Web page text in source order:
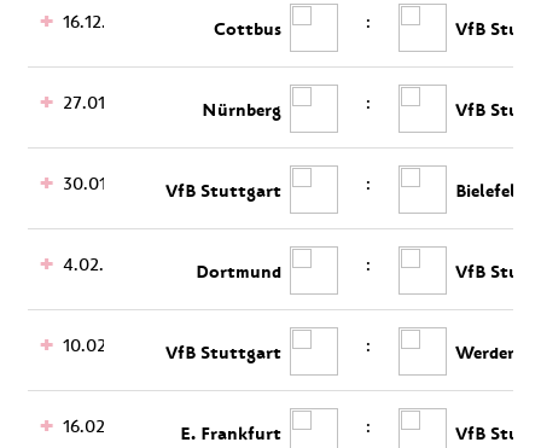
16.12. Cottbus : VfB
27.01. Nürnberg : VfB
30.01. VfB Stuttgart : Bielefeld
4.02. Dortmund : VfB
10.02. VfB Stuttgart : Werder
16.02. E. Frankfurt : VfB